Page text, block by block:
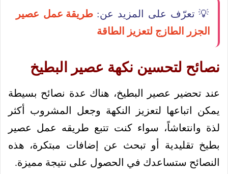
💡 تعرّف على المزيد عن:طريقة عمل عصير
الجزر الطازج لتعزيز الطاقة
نصائح لتحسين نكهة عصير البطيخ
عند تحضير عصير البطيخ، هناك عدة نصائح بسيطة
يمكن اتباعها لتعزيز النكهة وجعل المشروب أكثر
لذة وانتعاشاً، سواء كنت تتبع طريقه عمل عصير
بطيخ تقليدية أو تبحث عن إضافات مبتكرة، هذه
النصائح ستساعدك في الحصول على نتيجة مميزة.